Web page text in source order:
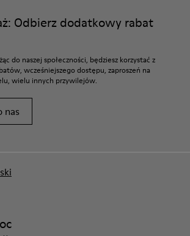
Odbierz dodatkowy rabat
do naszej społeczności, będziesz korzystać z
wcześniejszego dostępu, zaproszeń na
wielu innych przywilejów.
nas